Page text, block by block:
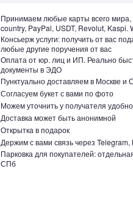
Принимаем любые карты всего
country, PayPal, USDT, Revolut, Kaspi.
Консьерж услуги: получить от вас
любые другие поручения от вас
Оплата от юр. лиц и ИП. Реально
документы в ЭДО
Пунктуально доставляем в Москве и
Согласуем букет с вами по фото
Можем уточнить у получателя
Доставка может быть анонимной
Открытка в подарок
Держим с вами связь через
Парковка для покупателей:
СПб